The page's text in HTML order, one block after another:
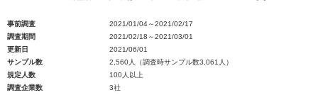
事前調査
2021/01/04～2021/02/17
調査期間
2021/02/18～2021/03/01
更新日
2021/06/01
サンプル数
2,560人（調査時サンプル数3,061人）
規定人数
100人以上
調査企業数
3社